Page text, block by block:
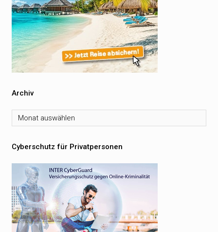
Archiv
Archiv
Cyberschutz für Privatpersonen